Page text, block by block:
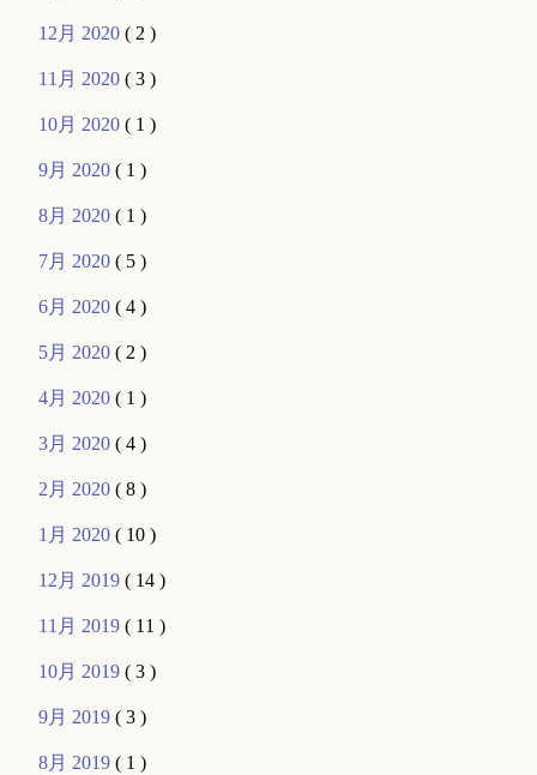
12月 2020( 2 )
11月 2020( 3 )
10月 2020( 1 )
9月 2020( 1 )
8月 2020( 1 )
7月 2020( 5 )
6月 2020( 4 )
5月 2020( 2 )
4月 2020( 1 )
3月 2020( 4 )
2月 2020( 8 )
1月 2020( 10 )
12月 2019( 14 )
11月 2019( 11 )
10月 2019( 3 )
9月 2019( 3 )
8月 2019( 1 )